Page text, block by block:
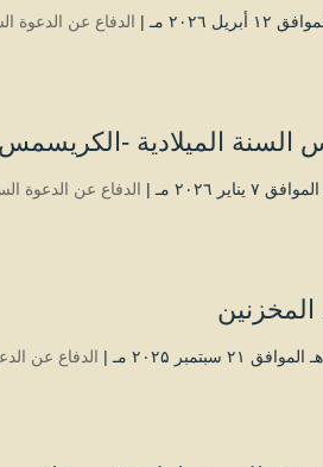
الدفاع عن الدعوة
السنة الميلادية -الكريسمس
الدفاع عن الدعوة
الدفاع عن